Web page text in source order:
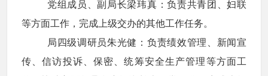
党组成员、副局长梁玮真：负责共青团、妇联
等方面工作，完成上级交办的其他工作任务。
局四级调研员朱光健：负责绩效管理、新闻宣
传、信访投诉、保密、统筹安全生产管理等方面工